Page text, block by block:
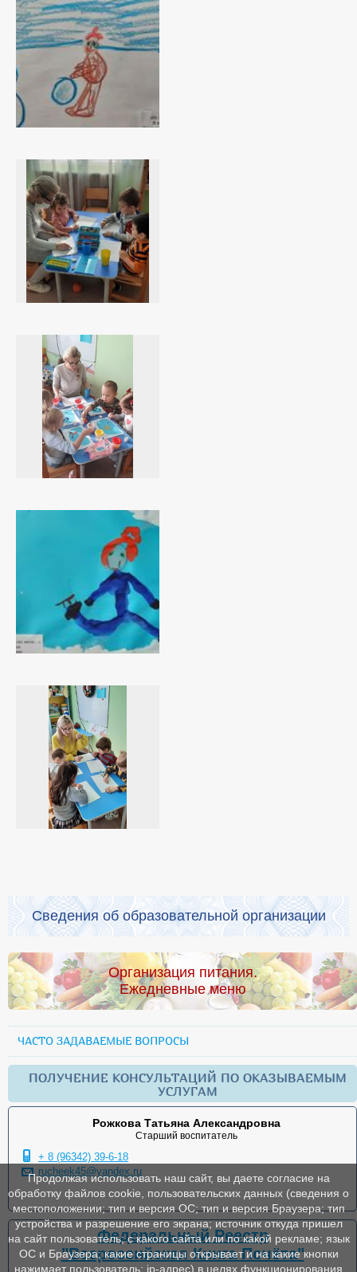
Сведения об образовательной организации
Организация питания.
Ежедневные меню
ЧАСТО ЗАДАВАЕМЫЕ ВОПРОСЫ
ПОЛУЧЕНИЕ КОНСУЛЬТАЦИЙ ПО ОКАЗЫВАЕМЫМ
УСЛУГАМ
Рожкова Татьяна Александровна
Старший воспитатель
+ 8 (96342) 39-6-18
rucheek45@yandex.ru
Федеральный Реестр
"Всероссийская Книга Почёта"
Продолжая использовать наш сайт, вы даете согласие на
обработку файлов cookie, пользовательских данных (сведения о
местоположении; тип и версия ОС; тип и версия Браузера; тип
устройства и разрешение его экрана; источник откуда пришел
на сайт пользователь; с какого сайта или по какой рекламе; язык
ОС и Браузера; какие страницы открывает и на какие кнопки
нажимает пользователь; ip-адрес) в целях функционирования